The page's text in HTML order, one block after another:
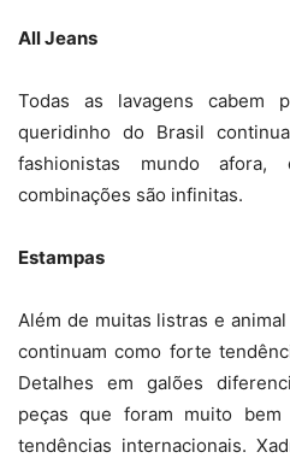
All Jeans
Todas as lavagens cabem
queridinho do Brasil
fashionistas mundo
combinações são infinitas.
Estampas
Além de muitas listras e
continuam como forte
Detalhes em galões
peças que foram muito bem
tendências internacionais.